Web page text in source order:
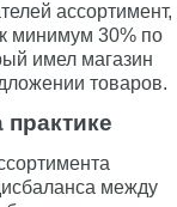
ассортимент,
минимум 30% по
имел магазин
товаров.
между